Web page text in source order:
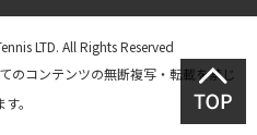
LTD. All Rights Reserved
のコンテンツの無断複写・転載を禁じ
す。